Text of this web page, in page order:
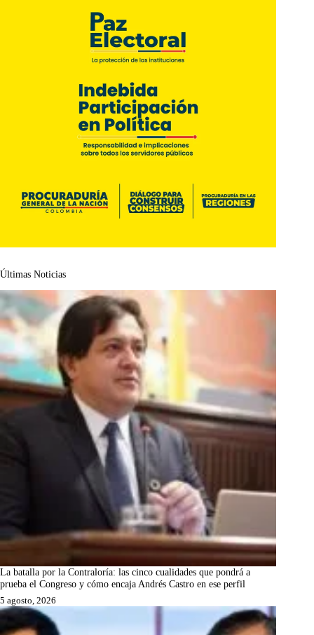
Últimas Noticias
La batalla por la Contraloría: las cinco cualidades que pondrá a
prueba el Congreso y cómo encaja Andrés Castro en ese perfil
5 agosto, 2026